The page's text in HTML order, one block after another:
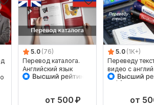
5.0 (76)
Перевод каталога.
Английский язык
от 500 ₽
5.0 (1K+)
Переведу
видео с
на русский и
от